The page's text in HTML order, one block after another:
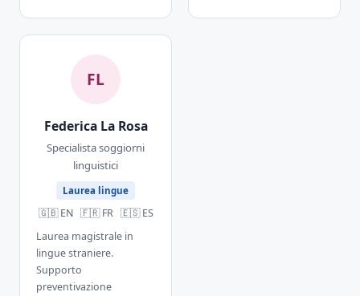
FL
Federica La Rosa
Specialista soggiorni
linguistici
Laurea lingue
🇬🇧 EN 🇫🇷 FR 🇪🇸 ES
Laurea magistrale in
lingue straniere.
Supporto
preventivazione